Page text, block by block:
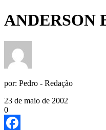
ANDERSON
por: Pedro - Redação
23 de maio de 2002
0